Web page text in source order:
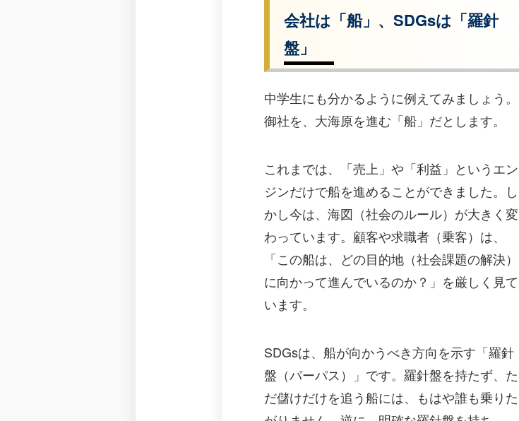
会社は「船」、SDGsは「羅針
盤」
中学生にも分かるように例えてみましょう。
御社を、大海原を進む「船」だとします。
これまでは、「売上」や「利益」というエン
ジンだけで船を進めることができました。し
かし今は、海図（社会のルール）が大きく変
わっています。顧客や求職者（乗客）は、
「この船は、どの目的地（社会課題の解決）
に向かって進んでいるのか？」を厳しく見て
います。
SDGsは、船が向かうべき方向を示す「羅針
盤（パーパス）」です。羅針盤を持たず、た
だ儲けだけを追う船には、もはや誰も乗りた